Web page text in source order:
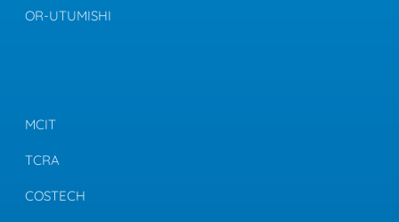
OR-UTUMISHI
MCIT
TCRA
COSTECH